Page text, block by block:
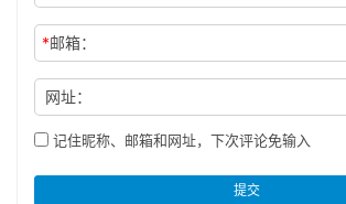
*邮箱：
网址：
记住昵称、邮箱和网址，下次评论免输入
提交